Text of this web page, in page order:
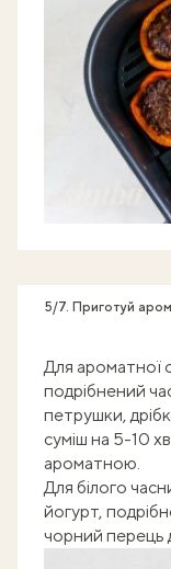
5/7. Приготуй
Для ароматної
подрібнений
петрушки,
суміш на 5-10
ароматною.
Для білого
йогурт,
чорний перець